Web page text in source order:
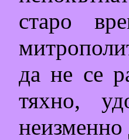
старо
да не се
тяхно,
неизменно